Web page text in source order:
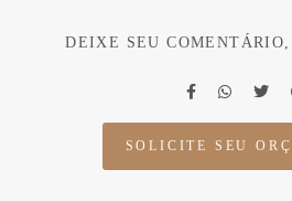
DEIXE SEU
SOLICITE SEU